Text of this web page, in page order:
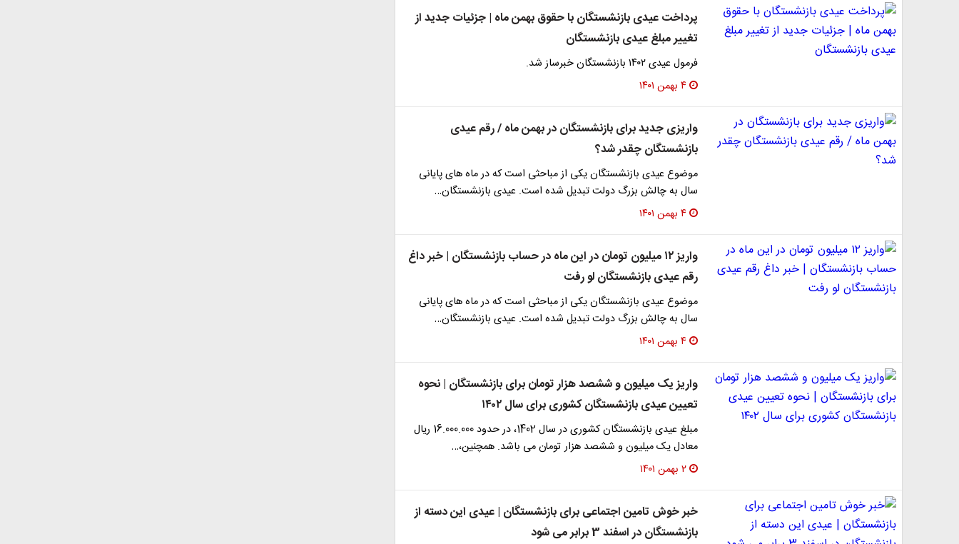
پرداخت عیدی بازنشستگان با حقوق بهمن ماه | جزئیات جدید از
تغییر مبلغ عیدی بازنشستگان
فرمول عیدی ۱۴۰۲ بازنشستگان خبرساز شد.
۴ بهمن ۱۴۰۱
واریزی جدید برای بازنشستگان در بهمن ماه / رقم عیدی
بازنشستگان چقدر شد؟
موضوع عیدی بازنشستگان یکی از مباحثی است که در ماه های پایانی
سال به چالش بزرگ دولت تبدیل شده است. عیدی بازنشستگان…
۴ بهمن ۱۴۰۱
واریز ۱۲ میلیون تومان در این ماه در حساب بازنشستگان | خبر داغ
رقم عیدی بازنشستگان لو رفت
موضوع عیدی بازنشستگان یکی از مباحثی است که در ماه های پایانی
سال به چالش بزرگ دولت تبدیل شده است. عیدی بازنشستگان…
۴ بهمن ۱۴۰۱
واریز یک میلیون و ششصد هزار تومان برای بازنشستگان | نحوه
تعیین عیدی بازنشستگان کشوری برای سال ۱۴۰۲
مبلغ عیدی بازنشستگان کشوری در سال 1402، در حدود 16.000.000 ریال
معادل یک میلیون و ششصد هزار تومان می باشد. همچنین،…
۲ بهمن ۱۴۰۱
خبر خوش تامین اجتماعی برای بازنشستگان | عیدی این دسته از
بازنشستگان در اسفند 3 برابر می شود